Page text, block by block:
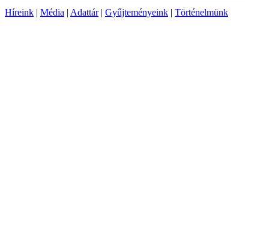
Híreink | Média | Adattár| Gyűjteményeink | Történelmünk